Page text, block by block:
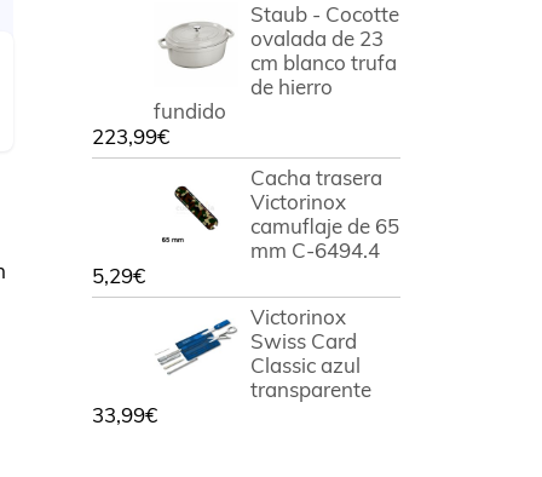
Staub - Cocotte
ovalada de 23
cm blanco trufa
de hierro
fundido
223,99€
Cacha trasera
Victorinox
camuflaje de 65
mm C-6494.4
5,29€
Victorinox
Swiss Card
Classic azul
transparente
33,99€